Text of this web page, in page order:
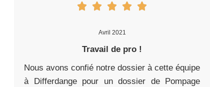
Avril 2021
Travail de pro !
Nous avons confié notre dossier à cette équipe
à Differdange pour un dossier de Pompage